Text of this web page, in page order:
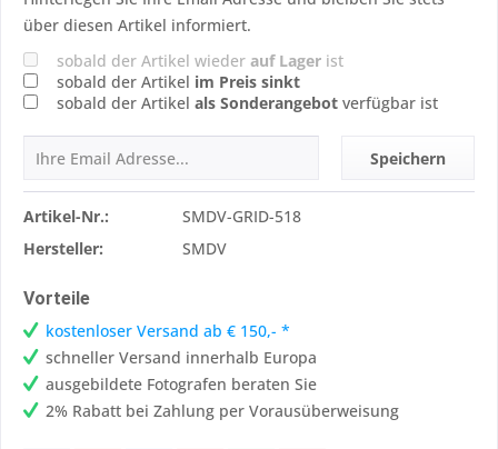
über diesen Artikel informiert.
sobald der Artikel wieder auf Lager ist
sobald der Artikel im Preis sinkt
sobald der Artikel als Sonderangebot verfügbar ist
Speichern
Artikel-Nr.:
SMDV-GRID-518
Hersteller:
SMDV
Vorteile
kostenloser Versand ab € 150,- *
schneller Versand innerhalb Europa
ausgebildete Fotografen beraten Sie
2% Rabatt bei Zahlung per Vorausüberweisung